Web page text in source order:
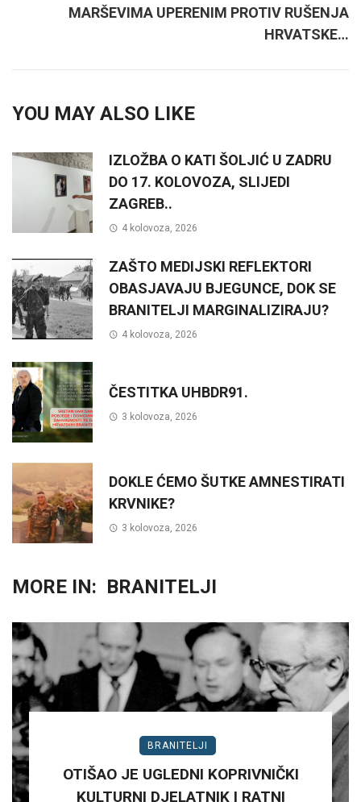
MARŠEVIMA UPERENIM PROTIV RUŠENJA
HRVATSKE…
YOU MAY ALSO LIKE
IZLOŽBA O KATI ŠOLJIĆ U ZADRU
DO 17. KOLOVOZA, SLIJEDI
ZAGREB..
4 kolovoza, 2026
ZAŠTO MEDIJSKI REFLEKTORI
OBASJAVAJU BJEGUNCE, DOK SE
BRANITELJI MARGINALIZIRAJU?
4 kolovoza, 2026
ČESTITKA UHBDR91.
3 kolovoza, 2026
DOKLE ĆEMO ŠUTKE AMNESTIRATI
KRVNIKE?
3 kolovoza, 2026
MORE IN: BRANITELJI
BRANITELJI
OTIŠAO JE UGLEDNI KOPRIVNIČKI
KULTURNI DJELATNIK I RATNI